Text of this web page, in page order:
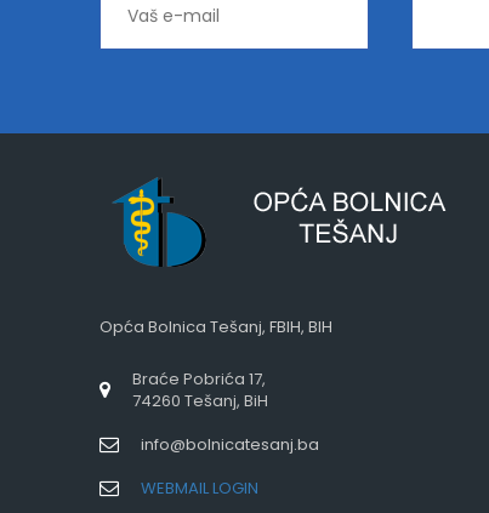
Opća Bolnica Tešanj, FBIH, BIH
Braće Pobrića 17,
74260 Tešanj, BiH
info@bolnicatesanj.ba
WEBMAIL LOGIN